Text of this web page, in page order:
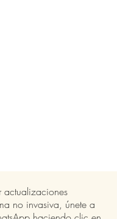
actualizaciones
no invasiva, únete a